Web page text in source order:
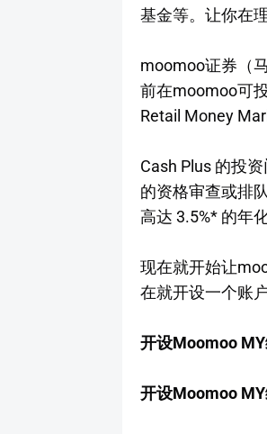
基金等。让你在
moomoo证券（
前在moomoo可
Retail Money
Cash Plus 的投
的资格审查或排
高达 3.5%* 的年
现在就开始让
在就开设一个账户
开设Moomoo
开设Moomoo